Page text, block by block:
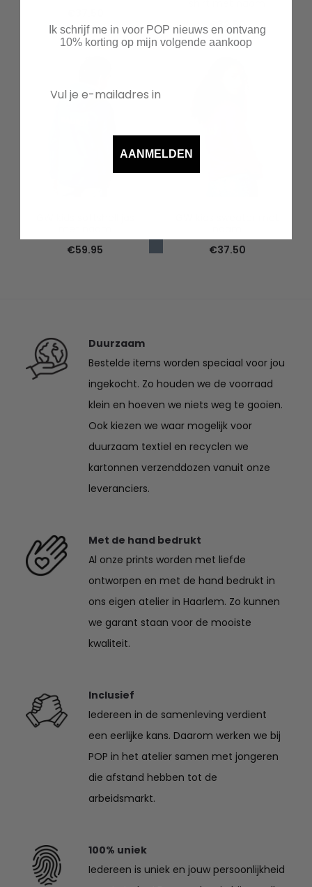
€32.50
€59.95
€37.50
Duurzaam
Bestelde items worden speciaal voor jou
ingekocht. Zo houden we de voorraad
klein en hoeven we niets weg te gooien.
Ook kiezen we waar mogelijk voor
duurzaam textiel en recyclen we
kartonnen verzenddozen vanuit onze
leveranciers.
Met de hand bedrukt
Al onze prints worden met liefde
ontworpen en met de hand bedrukt in
ons eigen atelier in Haarlem. Zo kunnen
we garant staan voor de mooiste
kwaliteit.
Inclusief
Iedereen in de samenleving verdient
een eerlijke kans. Daarom werken we bij
POP in het atelier samen met jongeren
die afstand hebben tot de
arbeidsmarkt.
100% uniek
Iedereen is uniek en jouw persoonlijkheid
Ik schrijf me in voor POP nieuws en ontvang
10% korting op mijn volgende aankoop
AANMELDEN